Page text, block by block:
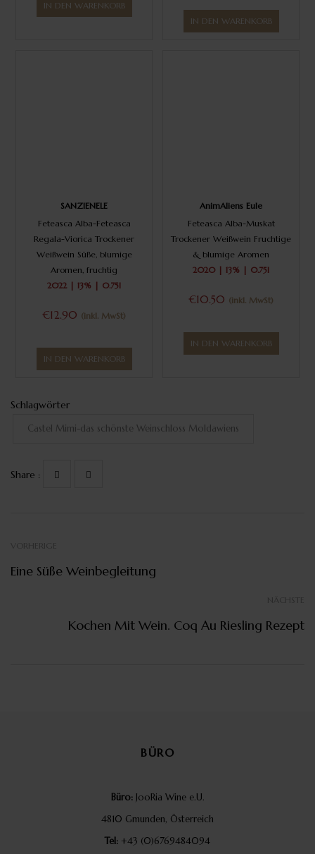
IN DEN WARENKORB
IN DEN WARENKORB
SANZIENELE
Feteasca Alba-Feteasca
Regala-Viorica Trockener
Weißwein Süße, blumige
Aromen, fruchtig
2022 | 13% | 0.75l
€12.90 (inkl. MwSt)
IN DEN WARENKORB
AnimAliens Eule
Feteasca Alba-Muskat
Trockener Weißwein Fruchtige
& blumige Aromen
2020 | 13% | 0.75l
€10.50 (inkl. MwSt)
IN DEN WARENKORB
Schlagwörter
Castel Mimi-das schönste Weinschloss Moldawiens
Share :
Eine Süße Weinbegleitung
Kochen Mit Wein. Coq Au Riesling Rezept
BÜRO
Büro:JooRia Wine e.U.
4810 Gmunden, Österreich
Tel: +43 (0)6769484094